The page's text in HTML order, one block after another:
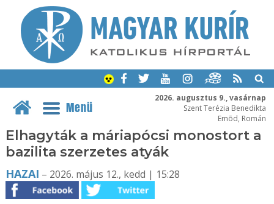
2026. augusztus 9., vasárnap
Szent Terézia Benedikta
Emõd, Román
Menü
Elhagyták a máriapócsi monostort a
bazilita szerzetes atyák
HAZAI – 2026. május 12., kedd | 15:28